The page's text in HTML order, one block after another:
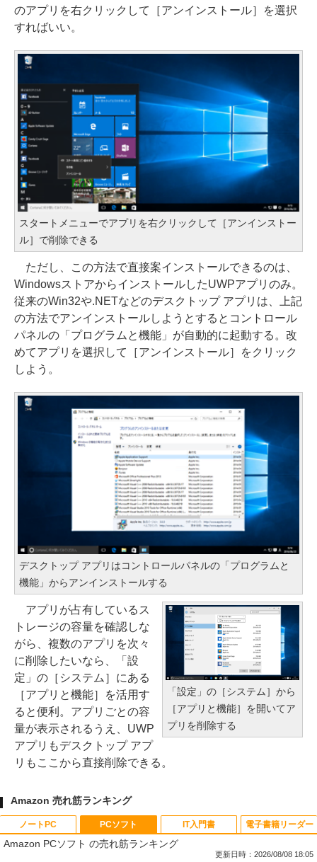
のアプリを右クリックして［アンインストール］を選択
すればいい。
スタートメニューでアプリを右クリックして［アンインストー
ル］で削除できる
ただし、この方法で直接案インストールできるのは、
WindowsストアからインストールしたUWPアプリのみ。
従来のWin32や.NETなどのデスクトップ アプリは、上記
の方法でアンインストールしようとするとコントロール
パネルの「プログラムと機能」が自動的に起動する。改
めてアプリを選択して［アンインストール］をクリック
しよう。
デスクトップ アプリはコントロールパネルの「プログラムと
機能」からアンインストールする
「設定」の［システム］から
［アプリと機能］を開いてア
プリを削除する
アプリが占有しているス
トレージの容量を確認しな
がら、複数のアプリを次々
に削除したいなら、「設
定」の［システム］にある
［アプリと機能］を活用す
ると便利。アプリごとの容
量が表示されるうえ、UWP
アプリもデスクトップ アプ
リもここから直接削除できる。
Amazon 売れ筋ランキング
ノートPC PCソフト
Amazon PCソフト の売れ筋ランキング
更新日時：2026/08/08 18:05
IT入門書 電子書籍リーダー